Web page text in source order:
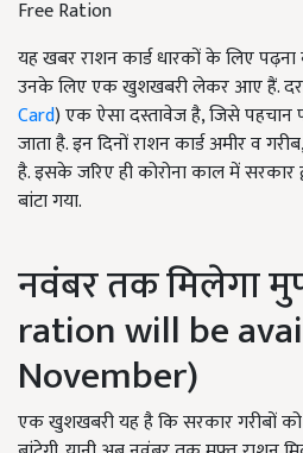
Free Ration
यह खबर राशन कार्ड धारकों के लिए
उनके लिए एक खुशखबरी लेकर आए हैं.
Card) एक ऐसा दस्तावेज है, जिसे पहचान
जाता है. इन दिनों राशन कार्ड अमीर व
है. इसके जरिए ही कोरोना काल में सरकार
बांटा गया.
नवंबर तक मिलेगा
ration will be
November)
एक खुशखबरी यह है कि सरकार गरीबों